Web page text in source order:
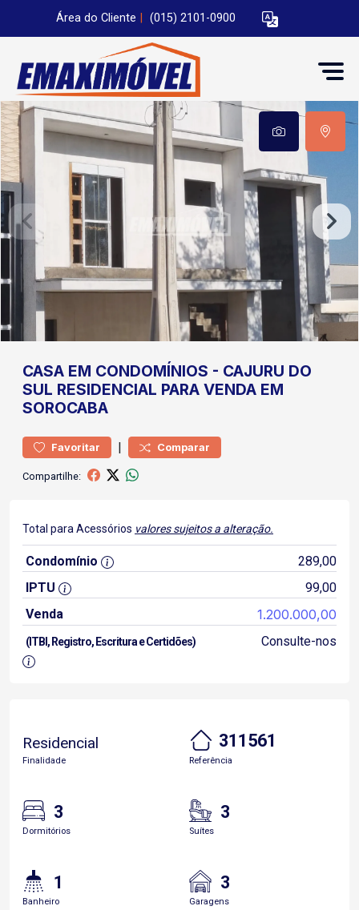
Área do Cliente (015) 2101-0900
CASA EM CONDOMÍNIOS - CAJURU DO
SUL RESIDENCIAL PARA VENDA EM
SOROCABA
Favoritar | Comparar
Compartilhe:
Total para Acessórios valores sujeitos a alteração.
Condomínio
289,00
IPTU
99,00
Venda
1.200.000,00
(ITBI, Registro, Escritura e Certidões) Consulte-nos
Residencial
Finalidade
311561
Referência
3
Dormitórios
3
Suítes
1
Banheiro
3
Garagens